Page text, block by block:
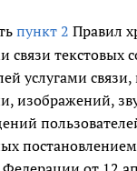
пункт 2 Правил
связи текстовых
услугами связи,
изображений,
постановлением